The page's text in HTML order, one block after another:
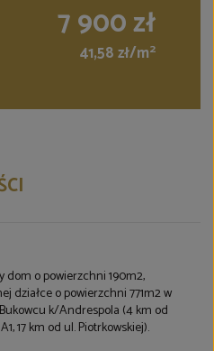
7 900 zł
41,58 zł/m2
dom o powierzchni 190m2,
działce o powierzchni 771m2 w
k/Andrespola (4 km od
17 km od ul. Piotrkowskiej).